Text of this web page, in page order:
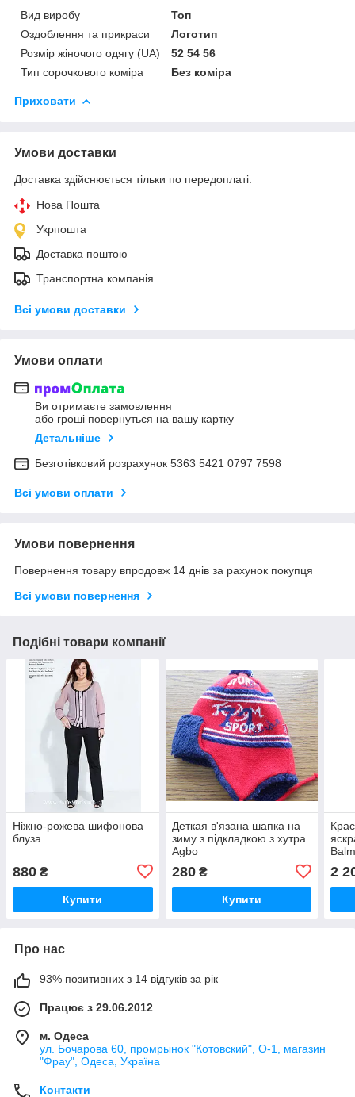
Вид виробу
Топ
Оздоблення та прикраси
Логотип
Розмір жіночого одягу (UA)
52 54 56
Тип сорочкового коміра
Без коміра
Приховати
Умови доставки
Доставка здійснюється тільки по передоплаті.
Нова Пошта
Укрпошта
Доставка поштою
Транспортна компанія
Всі умови доставки
Умови оплати
Ви отримаєте замовлення
або гроші повернуться на вашу картку
Детальніше
Безготівковий розрахунок 5363 5421 0797 7598
Всі умови оплати
Умови повернення
Повернення товару впродовж 14 днів за рахунок покупця
Всі умови повернення
Подібні товари компанії
Ніжно-рожева шифонова
блуза
880 ₴
Купити
Деткая в'язана шапка на
зиму з підкладкою з хутра
Agbo
280₴
Купити
2
Про нас
93% позитивних з 14 відгуків за рік
Працює з 29.06.2012
м. Одеса
ул. Бочарова 60, промрынок "Котовский", О-1, магазин
"Фрау", Одеса, Україна
Контакти